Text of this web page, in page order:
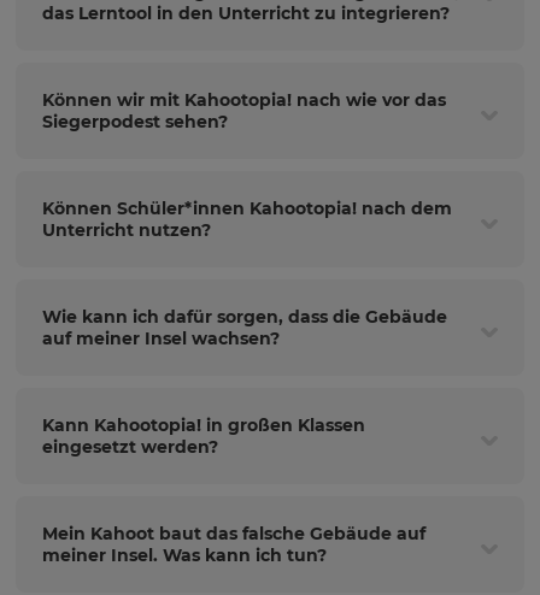
das Lerntool in den Unterricht zu integrieren?
Können wir mit Kahootopia! nach wie vor das
Siegerpodest sehen?
Können Schüler*innen Kahootopia! nach dem
Unterricht nutzen?
Wie kann ich dafür sorgen, dass die Gebäude
auf meiner Insel wachsen?
Kann Kahootopia! in großen Klassen
eingesetzt werden?
Mein Kahoot baut das falsche Gebäude auf
meiner Insel. Was kann ich tun?